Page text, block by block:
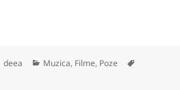
Author
deea Categories
Muzica, Filme, Poze